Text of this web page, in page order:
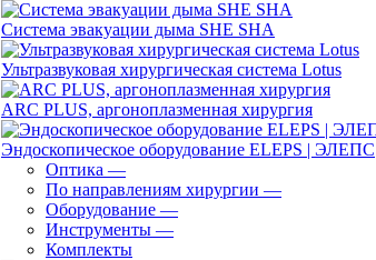
Система эвакуации дыма SHE SHA
Ультразвуковая хирургическая система Lotus
ARC PLUS, аргоноплазменная хирургия
Эндоскопическое оборудование ELEPS | ЭЛЕПС
Оптика —
По направлениям хирургии —
Оборудование —
Инструменты —
Комплекты